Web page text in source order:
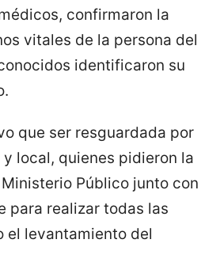
confirmaron la
vitales de la persona del
identificaron su
que ser resguardada por
local, quienes pidieron la
Público junto con
para realizar todas las
el levantamiento del